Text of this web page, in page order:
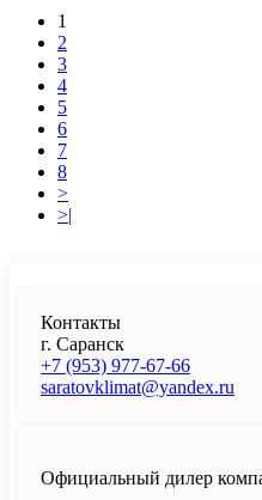
1
2
3
4
5
6
7
8
>
>|
Контакты
г. Саранск
+7 (953) 977-67-66
saratovklimat@yandex.ru
Официальный дилер